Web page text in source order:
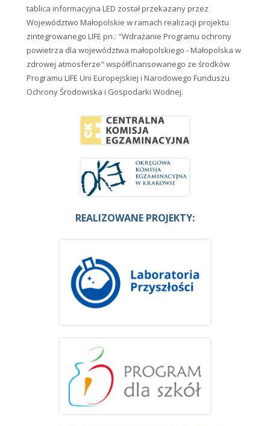
tablica informacyjna LED został przekazany przez
Województwo Małopolskie w ramach realizacji projektu
zintegrowanego LIFE pn.: "Wdrażanie Programu ochrony
powietrza dla województwa małopolskiego - Małopolska w
zdrowej atmosferze" współfinansowanego ze środków
Programu LIFE Uni Europejskiej i Narodowego Funduszu
Ochrony Środowiska i Gospodarki Wodnej.
REALIZOWANE PROJEKTY: